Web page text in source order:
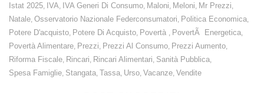
Istat 2025, IVA, IVA Generi Di Consumo, Maloni, Meloni, Mr Prezzi,
Natale, Osservatorio Nazionale Federconsumatori, Politica Economica,
Potere D'acquisto, Potere Di Acquisto, Povertà , PovertÃ Energetica,
Povertà Alimentare, Prezzi, Prezzi Al Consumo, Prezzi Aumento,
Riforma Fiscale, Rincari, Rincari Alimentari, Sanità Pubblica,
Spesa Famiglie, Stangata, Tassa, Urso, Vacanze, Vendite